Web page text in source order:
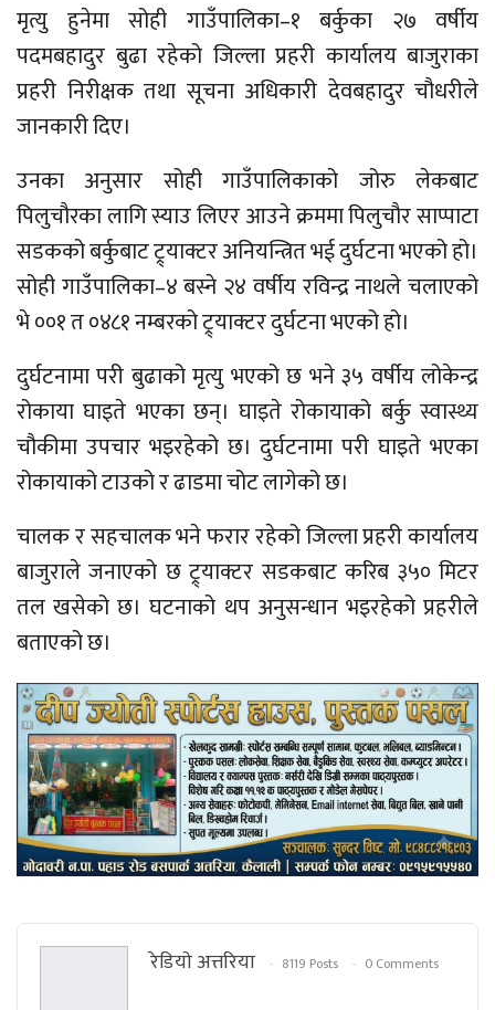
मृत्यु हुनेमा सोही गाउँपालिका–१ बर्कुका २७ वर्षीय
पदमबहादुर बुढा रहेको जिल्ला प्रहरी कार्यालय बाजुराका
प्रहरी निरीक्षक तथा सूचना अधिकारी देवबहादुर चौधरीले
जानकारी दिए।
उनका अनुसार सोही गाउँपालिकाको जोरु लेकबाट
पिलुचौरका लागि स्याउ लिएर आउने क्रममा पिलुचौर साप्पाटा
सडकको बर्कुबाट ट्र्याक्टर अनियन्त्रित भई दुर्घटना भएको हो।
सोही गाउँपालिका–४ बस्ने २४ वर्षीय रविन्द्र नाथले चलाएको
भे ००१ त ०४८१ नम्बरको ट्र्याक्टर दुर्घटना भएको हो।
दुर्घटनामा परी बुढाको मृत्यु भएको छ भने ३५ वर्षीय लोकेन्द्र
रोकाया घाइते भएका छन्। घाइते रोकायाको बर्कु स्वास्थ्य
चौकीमा उपचार भइरहेको छ। दुर्घटनामा परी घाइते भएका
रोकायाको टाउको र ढाडमा चोट लागेको छ।
चालक र सहचालक भने फरार रहेको जिल्ला प्रहरी कार्यालय
बाजुराले जनाएको छ ट्र्याक्टर सडकबाट करिब ३५० मिटर
तल खसेको छ। घटनाको थप अनुसन्धान भइरहेको प्रहरीले
बताएको छ।
रेडियाे अत्तरिया 8119 Posts 0 Comments